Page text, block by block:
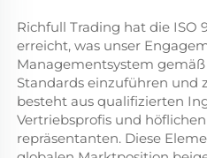
Richfull Trading hat die ISO
erreicht, was unser
Managementsystem
Standards einzuführen und
besteht aus qualifizierten
Vertriebsprofis und
repräsentanten. Diese